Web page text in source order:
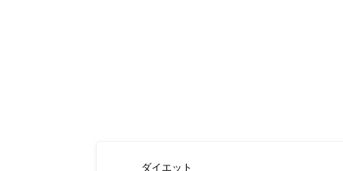
ダイエット